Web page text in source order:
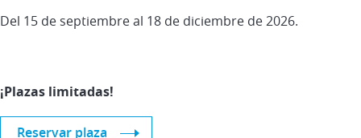
Del 15 de septiembre al 18 de diciembre de 2026.
¡Plazas limitadas!
Reservar plaza